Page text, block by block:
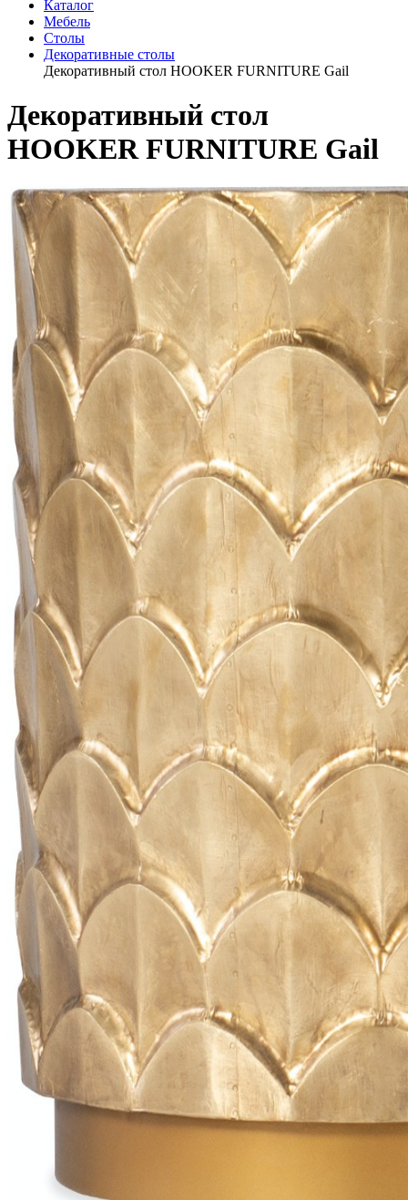
Каталог
Мебель
Столы
Декоративные столы
Декоративный стол HOOKER FURNITURE Gail
Декоративный стол
HOOKER FURNITURE Gail